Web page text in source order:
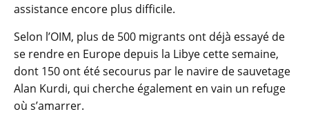
assistance encore plus difficile.
Selon l’OIM, plus de 500 migrants ont déjà essayé de
se rendre en Europe depuis la Libye cette semaine,
dont 150 ont été secourus par le navire de sauvetage
Alan Kurdi, qui cherche également en vain un refuge
où s’amarrer.